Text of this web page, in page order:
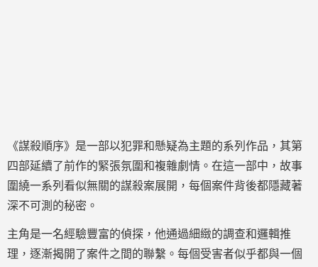
《謀殺順序》是一部以犯罪和懸疑為主題的系列作品，其第
四部延續了前作的緊張氛圍和複雜劇情。在這一部中，故事
圍繞一系列看似無關的謀殺案展開，每個案件背後都隱藏著
深不可測的秘密。
主角是一名經驗豐富的偵探，他通過細緻的調查和邏輯推
理，逐漸揭開了案件之間的聯繫。每個受害者似乎都與一個